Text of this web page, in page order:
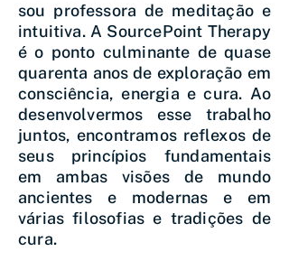
sou professora de meditação e
intuitiva. A SourcePoint Therapy
é o ponto culminante de quase
quarenta anos de exploração em
consciência, energia e cura. Ao
desenvolvermos esse trabalho
juntos, encontramos reflexos de
seus princípios fundamentais
em ambas visões de mundo
ancientes e modernas e em
várias filosofias e tradições de
cura.